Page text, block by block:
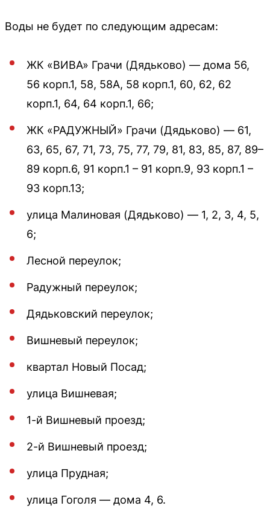
Воды не будет по следующим адресам:
ЖК «ВИВА» Грачи (Дядьково) — дома 56,
56 корп.1, 58, 58А, 58 корп.1, 60, 62, 62
корп.1, 64, 64 корп.1, 66;
ЖК «РАДУЖНЫЙ» Грачи (Дядьково) — 61,
63, 65, 67, 71, 73, 75, 77, 79, 81, 83, 85, 87, 89–
89 корп.6, 91 корп.1 – 91 корп.9, 93 корп.1 –
93 корп.13;
улица Малиновая (Дядьково) — 1, 2, 3, 4, 5,
6;
Лесной переулок;
Радужный переулок;
Дядьковский переулок;
Вишневый переулок;
квартал Новый Посад;
улица Вишневая;
1-й Вишневый проезд;
2-й Вишневый проезд;
улица Прудная;
улица Гоголя — дома 4, 6.